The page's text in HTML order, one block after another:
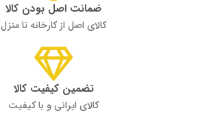
ضمانت اصل بودن کالا
کالای اصل از کارخانه تا منزل
تضمین کیفیت کالا
کالای ایرانی و با کیفیت